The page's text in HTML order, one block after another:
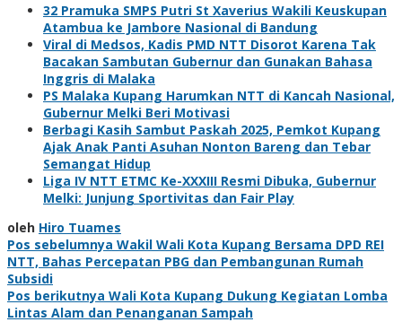
32 Pramuka SMPS Putri St Xaverius Wakili Keuskupan
Atambua ke Jambore Nasional di Bandung
Viral di Medsos, Kadis PMD NTT Disorot Karena Tak
Bacakan Sambutan Gubernur dan Gunakan Bahasa
Inggris di Malaka
PS Malaka Kupang Harumkan NTT di Kancah Nasional,
Gubernur Melki Beri Motivasi
Berbagi Kasih Sambut Paskah 2025, Pemkot Kupang
Ajak Anak Panti Asuhan Nonton Bareng dan Tebar
Semangat Hidup
Liga IV NTT ETMC Ke-XXXIII Resmi Dibuka, Gubernur
Melki: Junjung Sportivitas dan Fair Play
oleh Hiro Tuames
Navigasi
pos
Pos sebelumnya Wakil Wali Kota Kupang Bersama DPD REI
NTT, Bahas Percepatan PBG dan Pembangunan Rumah
Subsidi
Pos berikutnya Wali Kota Kupang Dukung Kegiatan Lomba
Lintas Alam dan Penanganan Sampah